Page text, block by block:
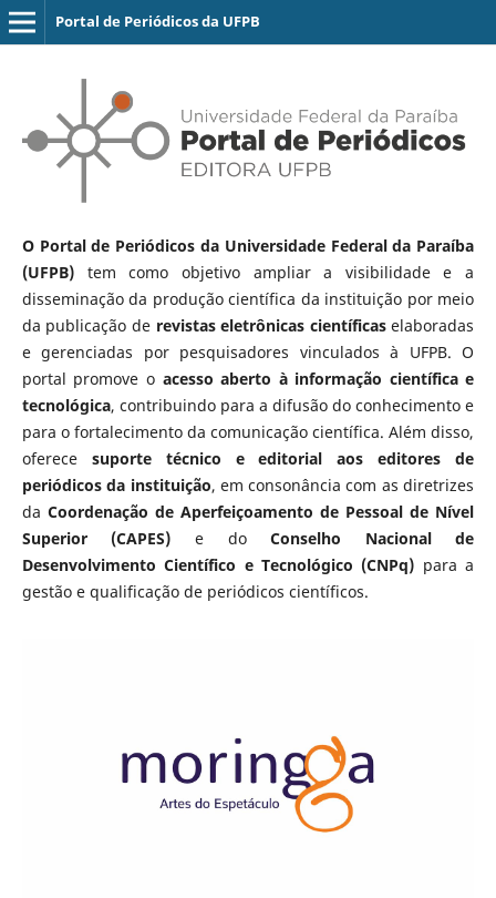
Portal de Periódicos da UFPB
O Portal de Periódicos da Universidade Federal da Paraíba
(UFPB)tem como objetivo ampliar a visibilidade e a
disseminação da produção científica da instituição por meio
da publicação de revistas eletrônicas científicaselaboradas
e gerenciadas por pesquisadores vinculados à UFPB. O
portal promove o acesso aberto à informação científica e
tecnológica, contribuindo para a difusão do conhecimento e
para o fortalecimento da comunicação científica. Além disso,
oferece suporte técnico e editorial aos editores de
periódicos da instituição, em consonância com as diretrizes
da Coordenação de Aperfeiçoamento de Pessoal de Nível
Superior (CAPES) e doConselho Nacional de
Desenvolvimento Científico e Tecnológico (CNPq) para a
gestão e qualificação de periódicos científicos.